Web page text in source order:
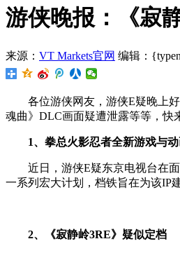
游侠晚报：《寂
来源： VT Markets官网 编辑：
各位游侠网友，游侠E疑晚上好
魂曲》DLC画面疑遭泄露等等，快
1、拳总火影忍者全新游戏与
近日，游侠E疑东京电视台在面
一系列宏大计划，档铁旨在为该IP
2、《寂静岭3RE》疑似定档